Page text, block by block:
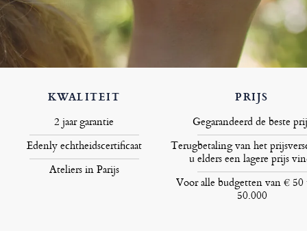
KWALITEIT
2 jaar garantie
Edenly echtheidscertificaat
Ateliers in Parijs
PRIJS
Gegarandeerd de beste
Terugbetaling van het
u elders een lagere prijs
Voor alle budgetten van €
50.000